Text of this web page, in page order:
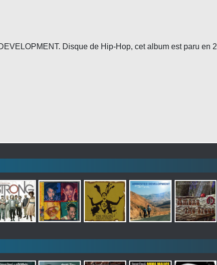
Disque de Hip-Hop, cet album est paru en